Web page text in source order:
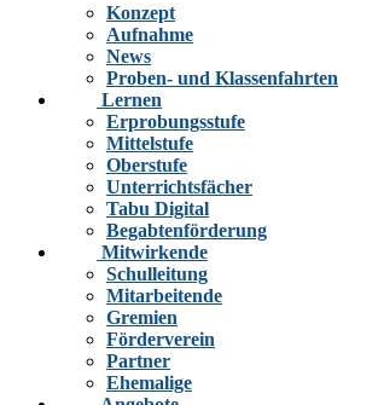
Konzept
Aufnahme
News
Proben- und Klassenfahrten
Lernen
Erprobungsstufe
Mittelstufe
Oberstufe
Unterrichtsfächer
Tabu Digital
Begabtenförderung
Mitwirkende
Schulleitung
Mitarbeitende
Gremien
Förderverein
Partner
Ehemalige